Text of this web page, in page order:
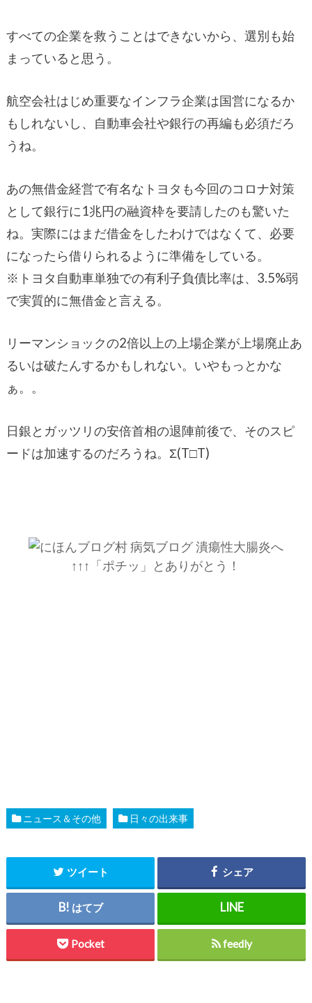
すべての企業を救うことはできないから、選別も始
まっていると思う。
航空会社はじめ重要なインフラ企業は国営になるか
もしれないし、自動車会社や銀行の再編も必須だろ
うね。
あの無借金経営で有名なトヨタも今回のコロナ対策
として銀行に1兆円の融資枠を要請したのも驚いた
ね。実際にはまだ借金をしたわけではなくて、必要
になったら借りられるように準備をしている。
※トヨタ自動車単独での有利子負債比率は、3.5%弱
で実質的に無借金と言える。
リーマンショックの2倍以上の上場企業が上場廃止あ
るいは破たんするかもしれない。いやもっとかな
ぁ。。
日銀とガッツリの安倍首相の退陣前後で、そのスピ
ードは加速するのだろうね。Σ(T□T)
↑↑↑「ポチッ」とありがとう！
ニュース＆その他 日々の出来事
ツイート シェア
はてブ
Pocket feedly